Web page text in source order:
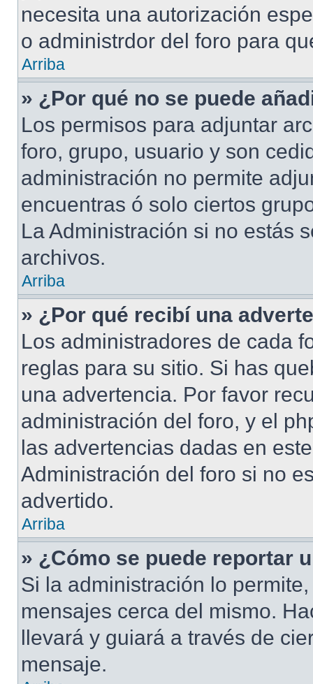
necesita una autorización
o administrdor del foro para
Arriba
» ¿Por qué no se puede
Los permisos para adjuntar
foro, grupo, usuario y son
administración no permite
encuentras ó solo ciertos
La Administración si no estás
archivos.
Arriba
» ¿Por qué recibí una
Los administradores de cada
reglas para su sitio. Si has
una advertencia. Por favor
administración del foro, y el
las advertencias dadas en
Administración del foro si no
advertido.
Arriba
» ¿Cómo se puede reportar
Si la administración lo
mensajes cerca del mismo.
llevará y guiará a través de
mensaje.